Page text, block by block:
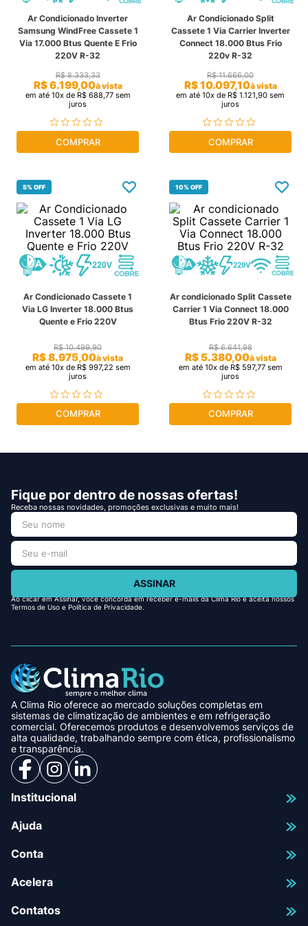
Ar Condicionado Inverter
Samsung WindFree Cassete 1
Via 17.000 Btus Quente E Frio
220V R-32
R$ 8.333,33
R$6.199,00à vista
em até 10x de R$ 688,77sem
juros
COMPRAR
Ar Condicionado Split
Cassete 1 Via Carrier Inverter
Connect 18.000 Btus Frio
220v R-32
R$ 11.666,00
R$10.097,10à vista
em até 10x de R$ 1 .121 ,90 sem
juros
COMPRAR
5%OFF
Ar Condicionado Cassete 1
Via LG Inverter 18.000 Btus
Quente e Frio 220V
R$ 10.499,90
R$8.975,00à vista
em até 10x de R$ 997,22 sem
juros
COMPRAR
10%OFF
Ar condicionado Split Cassete
Carrier 1 Via Connect 18.000
Btus Frio 220V R-32
R$ 6.641,98
R$ 5.380,00à vista
em até 10x de R$ 597,77sem
juros
COMPRAR
Fique por dentro de nossas ofertas!
Receba nossas novidades, promoções exclusivas e muito mais!
ASSINAR
Ao clicar em Assinar, você concorda em receber e-mails da Clima Rio e aceita nossos
Termos de Uso e Política de Privacidade.
A Clima Rio oferece ao mercado soluções completas em
sistemas de climatização de ambientes e em refrigeração
comercial. Oferecemos produtos e desenvolvemos serviços de
alta qualidade, trabalhando sempre com ética, profissionalismo
e transparência.
Institucional
Ajuda
Conta
Acelera
Contatos
9º cassete
10º freezer